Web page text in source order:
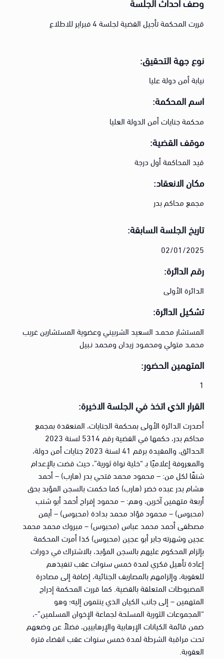
قررت المحكمة تأجيل القضية لجلسة 4 فبراير للاطلاع
نوع جهة التحقيق:
نيابة أمن دولة عليا
اسم المحكمة:
محكمة جنايات أمن الدولة العليا
موقف القضية:
قيد المحاكمة أول درجة
مكان الانعقاد:
مجمع محاكم بدر
تاريخ الجلسة السابقة:
02/01/2025
رقم الدائرة:
الدائرة الأولى
تشكيل الدائرة:
المستشار محمـد السعيد الشربيني وعضوية المستشارين غريب
محمـد متولي ومحمـود زيدان ومحمد نـبيل
المتهمين الحضور:
1
القرار الذي اتخذ في الجلسة الاخيرة:
أصدرت الدائرة الأولى بمحكمة الجنايات، المنعقدة بمجمع
محاكم بدر، حكمها في القضية رقم 5314 لسنة 2023
الحدائق، والمقيدة برقم 41 لسنة 2023 جنايات أمن دولة،
والمعروفة إعلاميًا بـ “خلية نواة ثورية”، حيث قضت بالإعدام
شنقًا لكل من: – محمود محمد فتحي بدر (هارب) – أحمد
هشام بدر عبده خضر (هارب) كما حكمت بالسجن المؤبد بحق
أربعة متهمين آخرين، وهم: – محمود إفراج أحمد أبو شنب
(محبوس) – محمود فؤاد محمد بدادة (محبوس) – أيمن
مصطفى أحمد محمد عباس (محبوس) – مبروك محمد محمد
عجين وشهرته جابر أبو عجين (محبوس) كذا أمرت المحكمة
بإلزام المحكوم عليهم بالسجن المؤبد، بالاشتراك في دورات
إعادة تأهيل فكري لمدة خمس سنوات عقب تنفيذهم
للعقوبة، وإلزامهم بالمصاريف الجنائية، إضافة إلى مصادرة
المضبوطات المتعلقة بالقضية. كما قررت المحكمة إدراج
المتهمين – إلى جانب الكيان الذي ينتمون إليه؛ وهو
“المجموعات الثورية المسلحة لجماعة الإخوان المسلمين”-،
ضمن قائمة الكيانات الإرهابية والإرهابيين، فضلاً عن وضعهم
تحت مراقبة الشرطة لمدة خمس سنوات عقب انقضاء فترة
العقوبة.